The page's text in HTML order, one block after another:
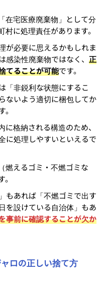
在宅医療廃棄物」として分
に処理責任があります。
が必要に思えるかもしれま
感染性廃棄物ではなく、正
てることが可能です。
「非鋭利な状態にするこ
いよう適切に梱包してか
格納される構造のため、
に処理しやすいといえるで
燃えるゴミ・不燃ゴミな
もあれば「不燃ゴミで出す
を設けている自治体」もあ
事前に確認することが欠か
ロの正しい捨て方